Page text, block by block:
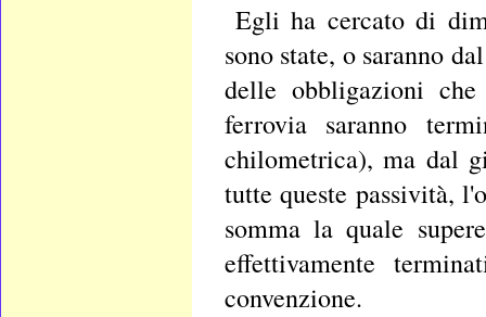
Egli ha cercato di
sono state, o saranno
delle obbligazioni
ferrovia saranno
chilometrica), ma dal
tutte queste passività,
somma la quale
effettivamente
convenzione.